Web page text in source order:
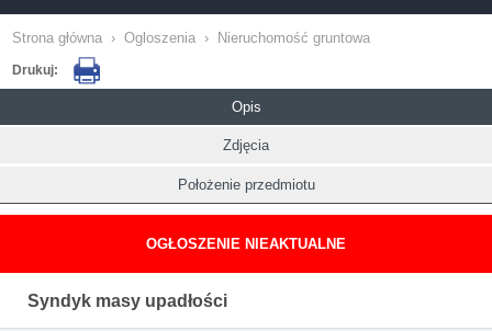
Strona główna › Ogloszenia › Nieruchomość gruntowa
Drukuj:
Opis
Zdjęcia
Położenie przedmiotu
OGŁOSZENIE NIEAKTUALNE
Syndyk masy upadłości